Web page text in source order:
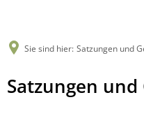
Sie sind hier: Satzungen und
Satzungen
Satzungen